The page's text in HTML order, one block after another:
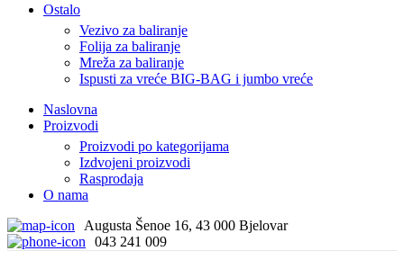
Ostalo
Vezivo za baliranje
Folija za baliranje
Mreža za baliranje
Ispusti za vreće BIG-BAG i jumbo vreće
Naslovna
Proizvodi
Proizvodi po kategorijama
Izdvojeni proizvodi
Rasprodaja
O nama
Augusta Šenoe 16, 43 000 Bjelovar
043 241 009